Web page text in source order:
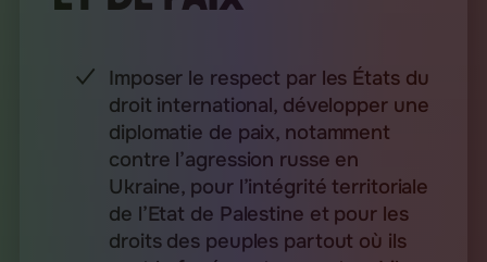
Imposer le respect par les États du
droit international, développer une
diplomatie de paix, notamment
contre l’agression russe en
Ukraine, pour l’intégrité territoriale
de l’Etat de Palestine et pour les
droits des peuples partout où ils